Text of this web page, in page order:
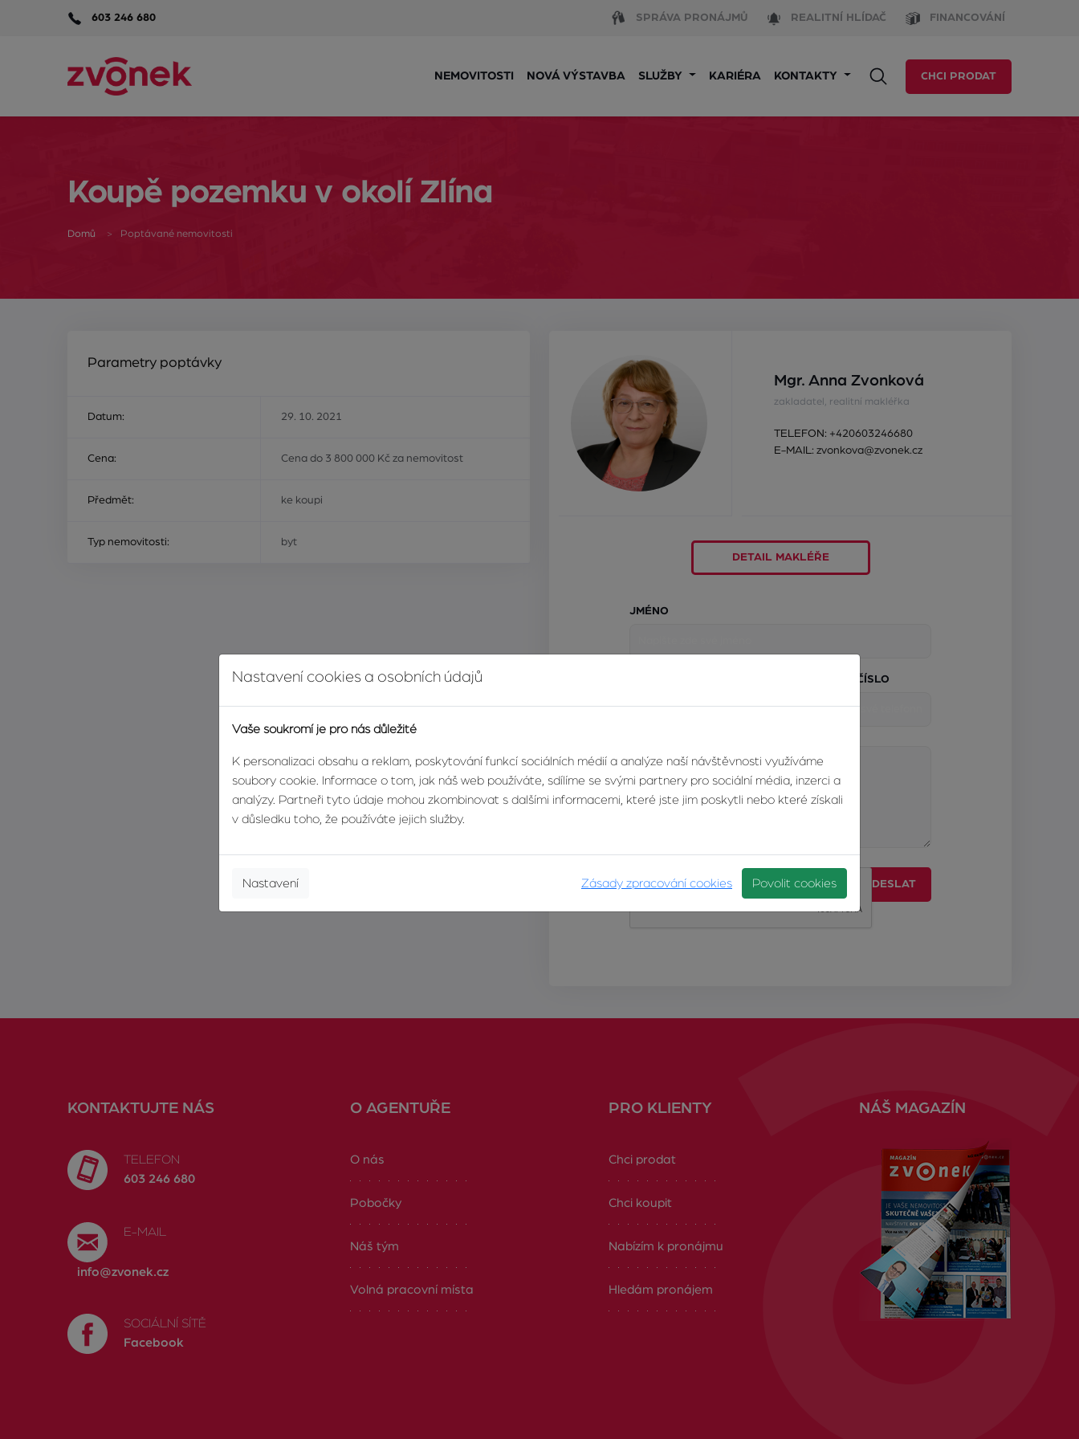
603 246 680 SPRÁVA PRONÁJMŮ REALITNÍ HLÍDAČ FINANCOVÁNÍ
NEMOVITOSTI NOVÁ VÝSTAVBA SLUŽBY KARIÉRA KONTAKTY CHCI PRODAT
Koupě pozemku v okolí Zlína
Domů Poptávané nemovitosti
Parametry poptávky
Datum: 29. 10. 2021
Cena: Cena do 3 800 000 Kč za nemovitost
Předmět: ke koupi
Typ nemovitosti: byt
Mgr. Anna Zvonková
zakladatel, realitní makléřka
TELEFON: +420603246680
E-MAIL: zvonkova@zvonek.cz
DETAIL MAKLÉŘE
JMÉNO
TELEFONNÍ ČÍSLO
ODESLAT
KONTAKTUJTE NÁS
TELEFON
603 246 680
E-MAIL
info@zvonek.cz
SOCIÁLNÍ SÍTĚ
Facebook
O AGENTUŘE
O nás
Pobočky
Náš tým
Volná pracovní místa
PRO KLIENTY
Chci prodat
Chci koupit
Nabízím k pronájmu
Hledám pronájem
NÁŠ MAGAZÍN
Nastavení cookies a osobních údajů
Vaše soukromí je pro nás důležité
K personalizaci obsahu a reklam, poskytování funkcí sociálních médií a analýze naší návštěvnosti využíváme
soubory cookie. Informace o tom, jak náš web používáte, sdílíme se svými partnery pro sociální média, inzerci a
analýzy. Partneři tyto údaje mohou zkombinovat s dalšími informacemi, které jste jim poskytli nebo které získali
v důsledku toho, že používáte jejich služby.
Zásady zpracování cookies
Nastavení Povolit cookies